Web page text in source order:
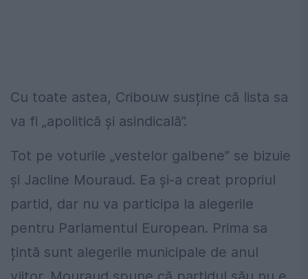
Cu toate astea, Cribouw susține că lista sa
va fi „apolitică și asindicală”.
Tot pe voturile „vestelor galbene” se bizuie
și Jacline Mouraud. Ea și-a creat propriul
partid, dar nu va participa la alegerile
pentru Parlamentul European. Prima sa
țintă sunt alegerile municipale de anul